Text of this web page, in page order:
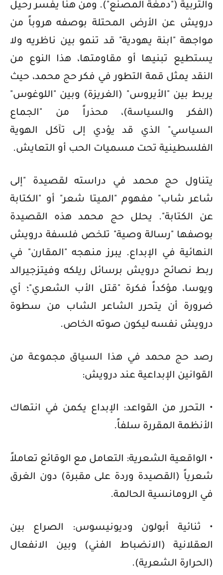
والتربية ("دمغة المصنع"). ومن هنا يفسر رحيل
درويش عن الأرض المحتلة بوصفه هروباً من
مواجهة "ابنة يهودية" قد تنمو بين ناظريه ولا
يستطيع تبنيها أو مقاومتها، هذا النوع من
النقد يمثل قمة التطور في فكر حج محمد، حيث
يربط بين "الأيروس" (الغريزة) وبين "اللوغوس"
(الفكر والسياسة)، محذراً من "الجماع
السياسي" الذي قد يؤدي إلى تآكل الهوية
الفلسطينية تحت مسميات الحب أو التعايش.
يتناول حج محمد في دراسته لقصيدة "إلى
شاعر شاب" مفهوم "الميتا شعر" أو "الكتابة
عن الكتابة". يحلل حج محمد هذه القصيدة
بوصفها "رسالة وصية" تلخص فلسفة درويش
النهائية في الإبداع. يبرز منهجه "المقارن" في
ربط نصائح درويش برسائل ريلكه وفيتزجيرالد
ويوسا، مؤكداً فكرة "قتل الأب الشعري"؛ أي
ضرورة أن يتحرر الشاعر الشاب من سطوة
درويش نفسه ليكون صوته الخاص.
رصد حج محمد في هذا السياق مجموعة من
القوانين الإبداعية عند درويش:
• التحرر من القواعد: الإبداع يكمن في انتهاك
الأنظمة المقررة سلفاً.
• الواقعية الشعرية: التعامل مع الوقائع تعاملاً
شعرياً (القصيدة وردة على مقبرة) دون الغرق
في الرومانسية الحالمة.
• ثنائية أبولون وديونيسوس: الصراع بين
العقلانية (الانضباط الفني) وبين الانفعال
(الحرارة الشعرية).